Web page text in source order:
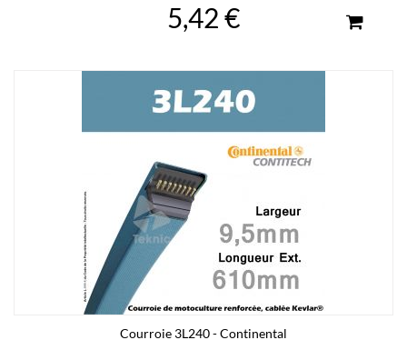
5,42 €
Courroie 3L240 - Continental